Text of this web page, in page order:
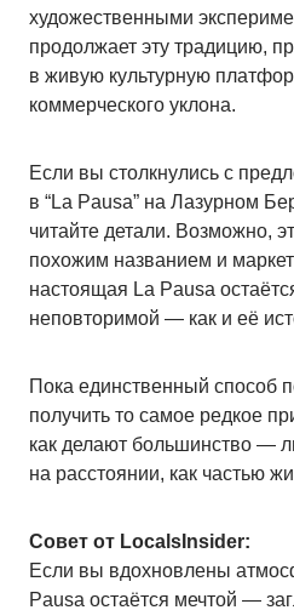
художественными
продолжает эту традицию,
в живую культурную
коммерческого уклона.
Если вы столкнулись с
в “La Pausa” на Лазурном
читайте детали. Возможно,
похожим названием и
настоящая La Pausa
неповторимой — как и её
Пока единственный способ
получить то самое редкое
как делают большинство —
на расстоянии, как частью
Совет от LocalsInsider:
Если вы вдохновлены
Pausa остаётся мечтой —